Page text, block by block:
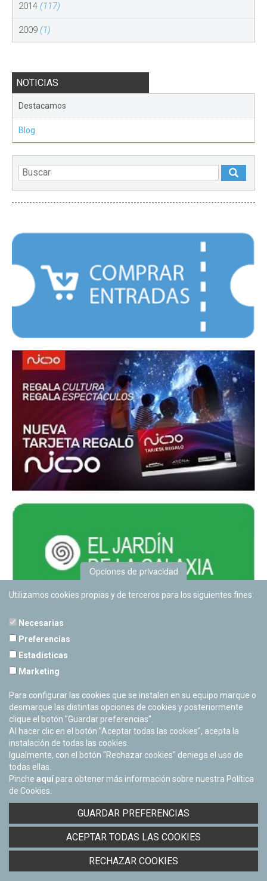
2014 (117)
2009 (1)
NOTICIAS
Destacamos
Blog
Cerrado Temporalmente
Facebook
Twitter
Youtube
Flickr
Política de privacidad y Aviso legal
Opciones de privacidad
Utilizamos cookies propias y de terceros para los siguientes fines:
Necesarias
Preferencias
Estadísticas
Marketing
Para configurar las cookies que se instalen en su equipo marque o
desmarque las distintas opciones de cookies y posteriormente
clique el botón "Guardar preferencias".
Al hacer clic en el botón "Aceptar todas las cookies", acepta la
instalación de todas las cookies.
Igualmente, con el botón "Rechazar cookies" deniega el uso de
todas ellas.
Pinche aquí para obtener más información sobre nuestra Política
de Cookies.
GUARDAR PREFERENCIAS
ACEPTAR TODAS LAS COOKIES
RECHAZAR COOKIES